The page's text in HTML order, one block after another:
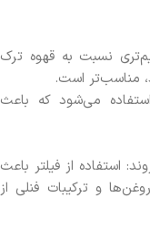
نسبت به قهوه ترک
مناسب‌تر است.
می‌شود که باعث
استفاده از فیلتر باعث
و ترکیبات فنلی از